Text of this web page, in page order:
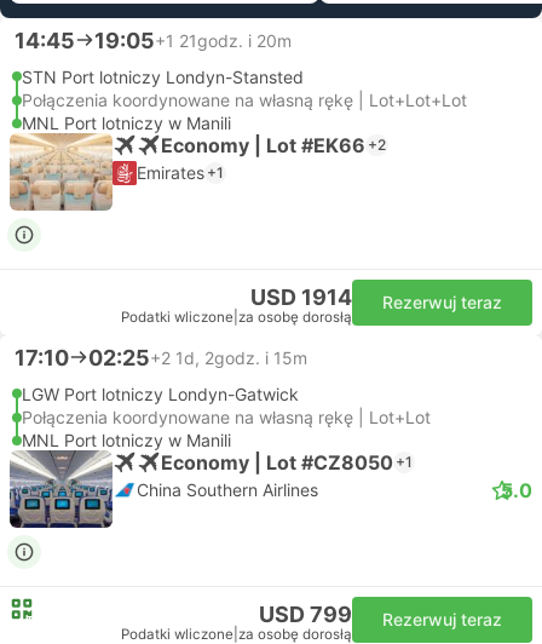
14:45 19:05+1 21godz. i 20m
STN Port lotniczy Londyn-Stansted
Połączenia koordynowane na własną rękę | Lot+Lot+Lot
MNL Port lotniczy w Manili
Economy | Lot #EK66 +2
Emirates +1
USD 1914
Podatki wliczone za osobę dorosłą
Rezerwuj teraz
17:10 02:25+2 1d, 2godz. i 15m
LGW Port lotniczy Londyn-Gatwick
Połączenia koordynowane na własną rękę | Lot+Lot
MNL Port lotniczy w Manili
Economy | Lot #CZ8050 +1
China Southern Airlines 5.0
USD 799
Podatki wliczone za osobę dorosłą
Rezerwuj teraz